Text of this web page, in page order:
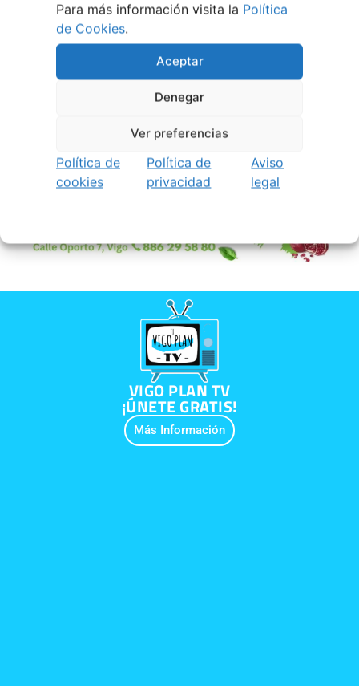
Para más información visita la Política
de Cookies.
Aceptar
Denegar
Ver preferencias
Política de
cookies
Política de
privacidad
Aviso
legal
VIGO PLAN TV
¡ÚNETE GRATIS!
Más Información